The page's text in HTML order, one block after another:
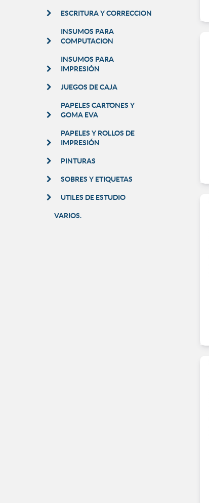
ESCRITURA Y CORRECCION
INSUMOS PARA
COMPUTACION
INSUMOS PARA
IMPRESIÓN
JUEGOS DE CAJA
PAPELES CARTONES Y
GOMA EVA
PAPELES Y ROLLOS DE
IMPRESIÓN
PINTURAS
SOBRES Y ETIQUETAS
UTILES DE ESTUDIO
VARIOS.